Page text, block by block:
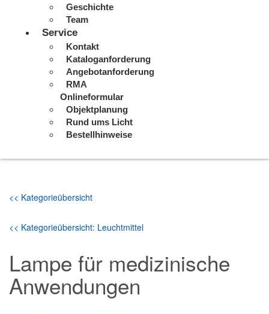
Geschichte
Team
Service
Kontakt
Kataloganforderung
Angebotanforderung
RMA
Onlineformular
Objektplanung
Rund ums Licht
Bestellhinweise
<< Kategorieübersicht
<< Kategorieübersicht: Leuchtmittel
Lampe für medizinische
Anwendungen